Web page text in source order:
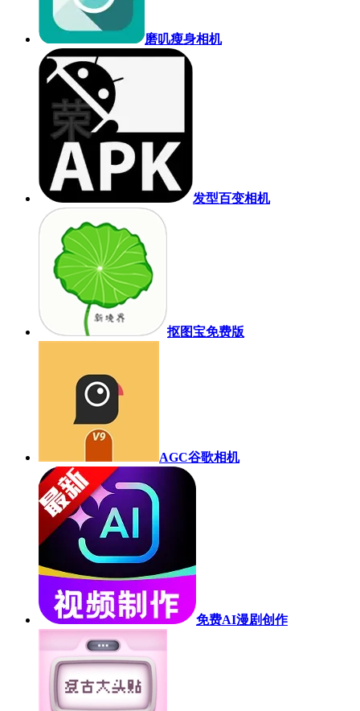
磨叽瘦身相机
发型百变相机
抠图宝免费版
AGC谷歌相机
免费AI漫剧创作